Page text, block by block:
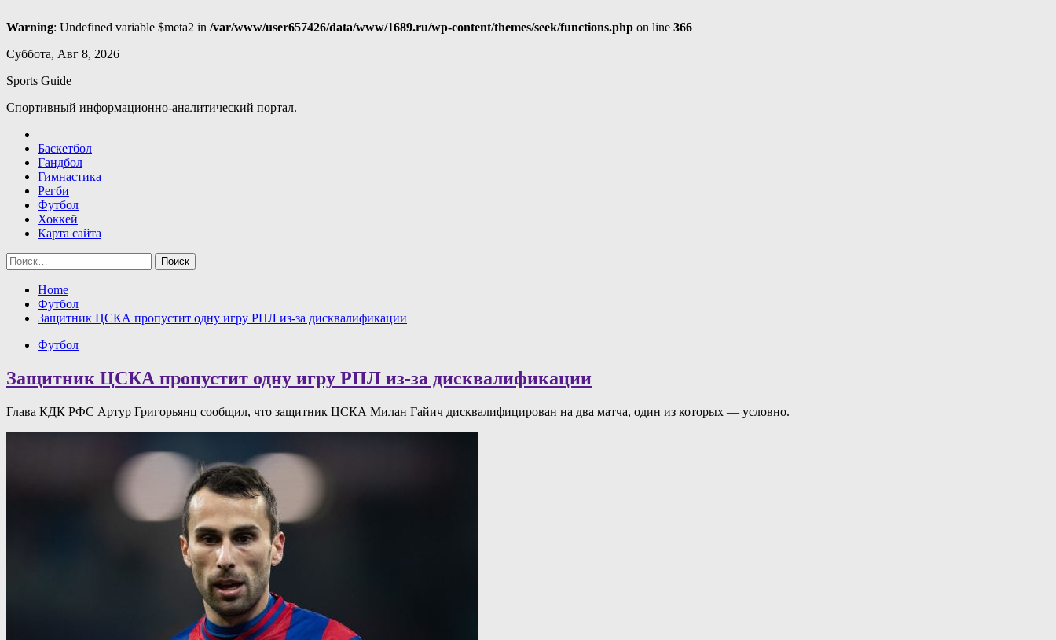
Warning: Undefined variable $meta2 in /var/www/user657426/data/www/1689.ru/wp-content/themes/seek/functions.php on line 366
Skip
content
Суббота, Авг 8, 2026
Sports Guide
Спортивный информационно-аналитический портал.
Баскетбол
Гандбол
Гимнастика
Регби
Футбол
Хоккей
Карта сайта
Найти:
Home
Футбол
Защитник ЦСКА пропустит одну игру РПЛ из-за дисквалификации
Футбол
Защитник ЦСКА пропустит одну игру РПЛ из-за дисквалификации
Глава КДК РФС Артур Григорьянц сообщил, что защитник ЦСКА Милан Гайич дисквалифицирован на два матча, один из которых — условно.